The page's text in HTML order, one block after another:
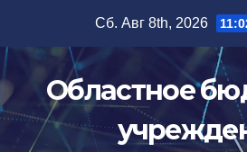
содержимому
Сб. Авг 8th, 2026
Областное